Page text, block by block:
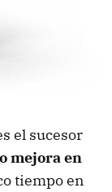
el sucesor
mejora en
tiempo en